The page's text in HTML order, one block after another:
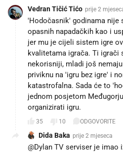
Vedran Tičić Tićo prije 2
'Hodočasnik' godinama nije
opasnih napadačkih kao i
jer mu je cijeli sistem igre
kvalitetama igrača. Ti igrači
nekorisniji, mladi još
priviknu na 'igru bez igre' i
katastrofalna. Sada će to
jednom posjetom
organizirati igru.
35 10 ODGOVORITE
Dida Baka prije 2 mjeseca
@Dylan TV serviser je imao